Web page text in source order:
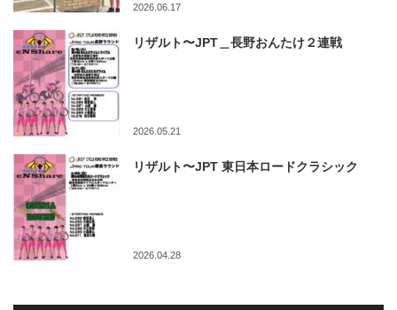
2026.06.17
リザルト〜JPT＿長野おんたけ２連戦
2026.05.21
リザルト〜JPT 東日本ロードクラシック
2026.04.28